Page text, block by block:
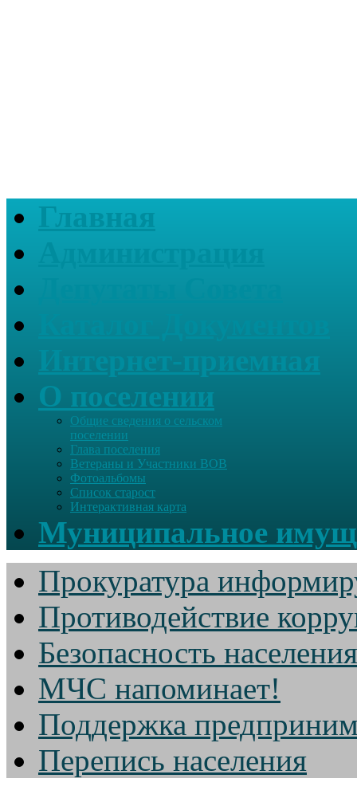
Главная
О поселении
Общие сведения о сельском
поселении
Глава поселения
Ветераны и Участники ВОВ
Фотоальбомы
Список старост
Интерактивная карта
Муниципальное
Прокуратура
Противодействие
Безопасность населения
МЧС напоминает!
Поддержка
Перепись населения